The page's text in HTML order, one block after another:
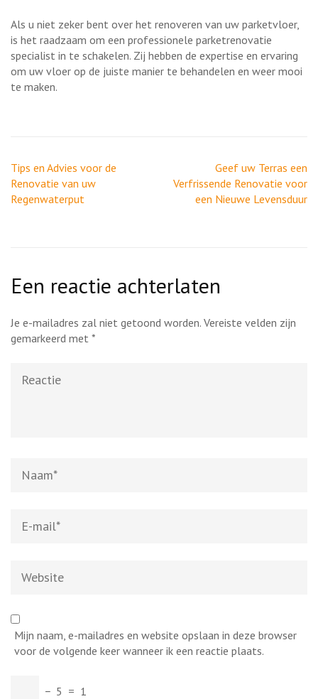
Als u niet zeker bent over het renoveren van uw parketvloer,
is het raadzaam om een professionele parketrenovatie
specialist in te schakelen. Zij hebben de expertise en ervaring
om uw vloer op de juiste manier te behandelen en weer mooi
te maken.
Berichtnavigatie
Tips en Advies voor de
Renovatie van uw
Regenwaterput
Geef uw Terras een
Verfrissende Renovatie voor
een Nieuwe Levensduur
Een reactie achterlaten
Je e-mailadres zal niet getoond worden. Vereiste velden zijn
gemarkeerd met *
mail*
Mijn naam, e-mailadres en website opslaan in deze browser
voor de volgende keer wanneer ik een reactie plaats.
− 5 = 1